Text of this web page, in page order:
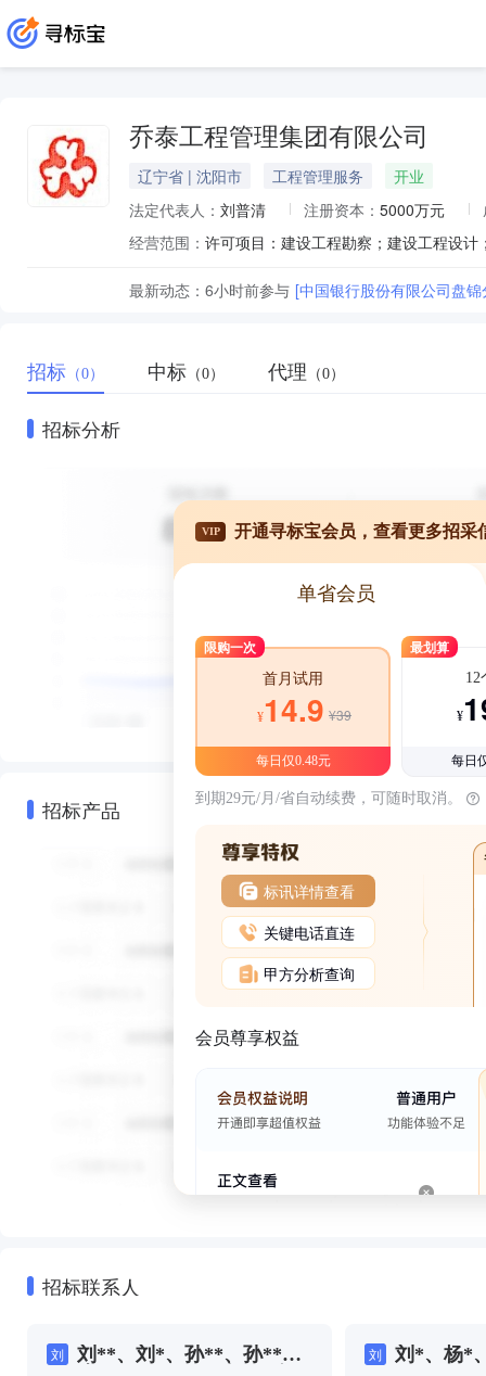
乔泰工程管理集团有限公司
辽宁省 | 沈阳市 工程管理服务
开业
法定代表人： 刘普清 注册资本： 5000万元
经营范围：
最新动态： 6小时前参与 [中国银行股份有限公司盘
招标 （0） 中标 （0） 代理 （0）
招标分析
招标产品
VIP 开通寻标宝会员，查看更多招采
单省会员
限购一次
首月试用
¥14.9 ¥39
每日仅0.48元
最划算
12
¥
每日
到期29元/月/省自动续费，可随时取消。
标讯详情查看
关键电话直连
甲方分析查询
会员尊享权益
招标联系人
刘
刘**、刘*、孙**、孙**、
刘 刘*、杨*